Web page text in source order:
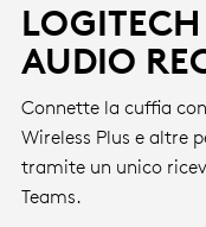
AUDIO
Connette la cuffia
Wireless Plus e altre
tramite un unico
Teams.